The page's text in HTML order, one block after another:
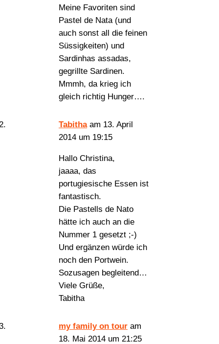
Meine Favoriten sind
Pastel de Nata (und
auch sonst all die feinen
Süssigkeiten) und
Sardinhas assadas,
gegrillte Sardinen.
Mmmh, da krieg ich
gleich richtig Hunger….
Tabitha am 13. April
2014 um 19:15
Hallo Christina,
jaaaa, das
portugiesische Essen ist
fantastisch.
Die Pastells de Nato
hätte ich auch an die
Nummer 1 gesetzt ;-)
Und ergänzen würde ich
noch den Portwein.
Sozusagen begleitend…
Viele Grüße,
Tabitha
my family on tour am
18. Mai 2014 um 21:25